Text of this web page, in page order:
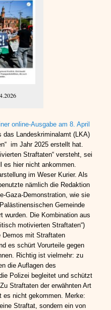
online-Ausgabe am 8. April
das Landeskriminalamt (LKA)
im Jahr 2025 erstellt hat.
Straftaten“ versteht, sei
es hier nicht ankommen.
im Weser Kurier. Als
nämlich die Redaktion
Gaza-Demonstration, wie sie
Gemeinde
wurden. Die Kombination aus
motivierten Straftaten“)
Demos mit Straftaten
es schürt Vorurteile gegen
Richtig ist vielmehr: zu
die Auflagen des
Polizei begleitet und schützt
Straftaten der erwähnten Art
es nicht gekommen. Merke:
Straftat, sondern ein von